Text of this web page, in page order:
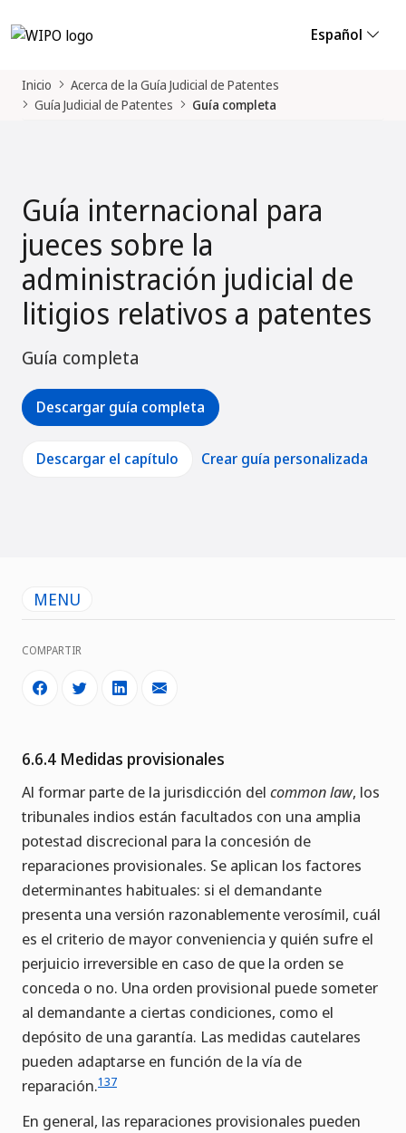
Español
Inicio
Acerca de la Guía Judicial de Patentes
Guía Judicial de Patentes
Guía completa
Guía internacional para
jueces sobre la
administración judicial de
litigios relativos a patentes
Guía completa
Descargar guía completa
Descargar el capítulo Crear guía personalizada
MENU
COMPARTIR
6.6.4 Medidas provisionales
Al formar parte de la jurisdicción del common law, los
tribunales indios están facultados con una amplia
potestad discrecional para la concesión de
reparaciones provisionales. Se aplican los factores
determinantes habituales: si el demandante
presenta una versión razonablemente verosímil, cuál
es el criterio de mayor conveniencia y quién sufre el
perjuicio irreversible en caso de que la orden se
conceda o no. Una orden provisional puede someter
al demandante a ciertas condiciones, como el
depósito de una garantía. Las medidas cautelares
pueden adaptarse en función de la vía de
reparación.137
En general, las reparaciones provisionales pueden